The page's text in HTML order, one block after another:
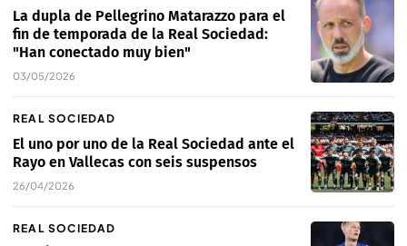
La dupla de Pellegrino Matarazzo para el
fin de temporada de la Real Sociedad:
"Han conectado muy bien"
03/05/2026
REAL SOCIEDAD
El uno por uno de la Real Sociedad ante el
Rayo en Vallecas con seis suspensos
26/04/2026
REAL SOCIEDAD